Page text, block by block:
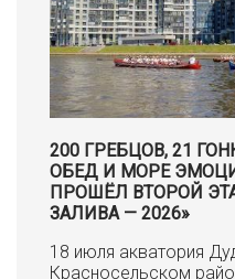
200 ГРЕБЦОВ, 21
ОБЕД И МОРЕ
ПРОШЁЛ ВТОРОЙ
ЗАЛИВА — 2026»
18 июля акватория
Красносельском